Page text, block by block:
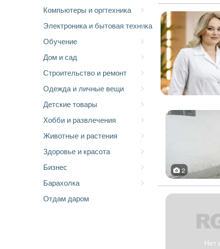
Компьютеры и оргтехника
Электроника и бытовая техника
Обучение
Дом и сад
Строительство и ремонт
Одежда и личные вещи
Детские товары
Хобби и развлечения
Животные и растения
Здоровье и красота
Бизнес
Барахолка
Отдам даром
2
Нет